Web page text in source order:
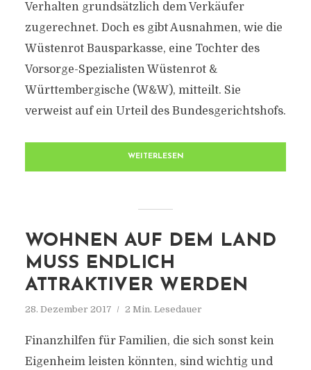
Verhalten grundsätzlich dem Verkäufer
zugerechnet. Doch es gibt Ausnahmen, wie die
Wüstenrot Bausparkasse, eine Tochter des
Vorsorge-Spezialisten Wüstenrot &
Württembergische (W&W), mitteilt. Sie
verweist auf ein Urteil des Bundesgerichtshofs.
WEITERLESEN
WOHNEN AUF DEM LAND
MUSS ENDLICH
ATTRAKTIVER WERDEN
28. Dezember 2017 2 Min. Lesedauer
Finanzhilfen für Familien, die sich sonst kein
Eigenheim leisten könnten, sind wichtig und